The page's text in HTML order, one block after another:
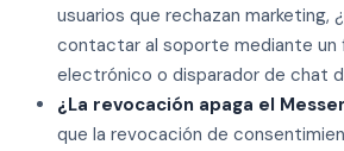
usuarios que rechazan marketing,
contactar al soporte mediante un
electrónico o disparador de chat
¿La revocación apaga el
que la revocación de